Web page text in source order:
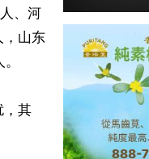
、河
，山东
，其